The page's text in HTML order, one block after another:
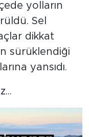
yolların
Sel
dikkat
sürüklendiği
yansıdı.